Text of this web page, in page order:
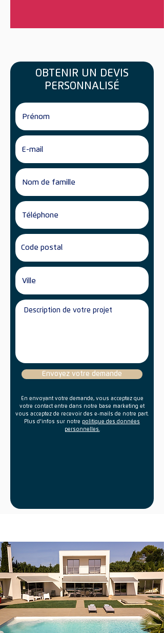
OBTENIR UN DEVIS
PERSONNALISÉ
Envoyez votre demande
En envoyant votre demande, vous acceptez que
votre contact entre dans notre base marketing et
vous acceptez de recevoir des e-mails de notre part.
Plus d'infos sur notre politique des données
personnelles.